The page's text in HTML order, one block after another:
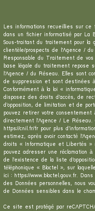
Les informations recueillies sur ce
dans un fichier informatisé par La
Sous-traitant du traitement pour la
clientèle/prospects de l'Agence /
Responsable du Traitement de
base légale du traitement repose
l'Agence / du Réseau. Elles sont
de suppression et sont destinées
Conformément à la loi «
disposez des droits d’accès, de
d’opposition, de limitation et de
pouvez retirer votre consentement
directement l’Agence / Le
https://cnil.fr/frpour plus
estimez, après avoir contacté
droits « Informatique et Libertés »
pouvez adresser une réclamation à
de l’existence de la liste
téléphonique « Bloctel », sur
ici :
https://www.bloctel.gouv.fr. Dans
des Données personnelles, nous
de Données sensibles dans le
Ce site est protégé par